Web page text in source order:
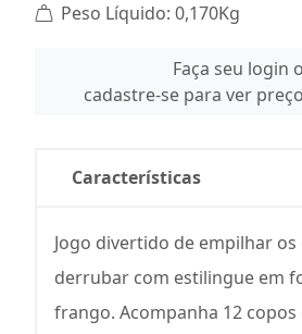
Peso Líquido: 0,170Kg
Faça seu login
cadastre-se para ver
Características
Jogo divertido de empilhar os
derrubar com estilingue em
frango. Acompanha 12 copos